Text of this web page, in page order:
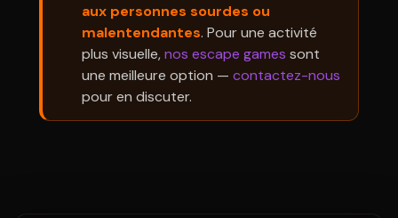
aux personnes sourdes ou
malentendantes. Pour une activité
plus visuelle,nos escape games sont
une meilleure option — contactez-nous
pour en discuter.